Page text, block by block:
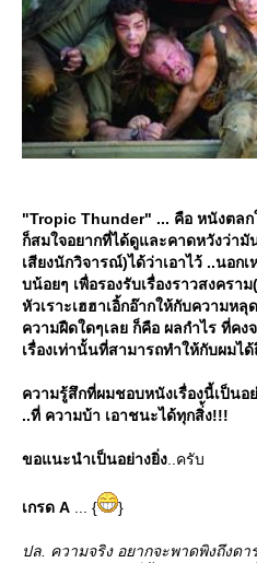
"Tropic Thunder" ... คือ หนังตล
ก็สมใจอยากที่ได้ดูและคาดหวังว่า
เสียงนักวิจารณ์)ได้ว่าเอาไว้ ..นอก
บน้อยๆ เพื่อรองรับเรื่องราวสงครา
หัวเราะเฮฮาเอิ้กอ๊ากให้กับความห
ความฝืดใดๆเลย ก็คือ ผลกำไร ที่คง
เรื่องเท่านั้นที่สามารถทำให้กับผมไ
ความรู้สึกที่ผมชอบหนังเรื่องนี้เป็นอ
..ที่ ความบ้า เอาชนะได้ทุกสิ่้ง!!!
ขอแนะนำเป็นอย่างยิ่ง..ครับ
เกรด A ... { }
ปล. ความจริง อยากจะพาดพิงถึงด